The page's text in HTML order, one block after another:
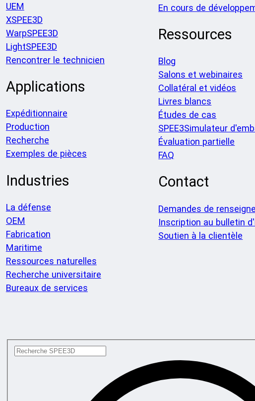
UEM
XSPEE3D
WarpSPEE3D
LightSPEE3D
Rencontrer le technicien
Applications
Expéditionnaire
Production
Recherche
Exemples de pièces
Industries
La défense
OEM
Fabrication
Maritime
Ressources naturelles
Recherche universitaire
Bureaux de services
En cours de
Ressources
Blog
Salons et webinaires
Collatéral et vidéos
Livres blancs
Études de cas
SPEE3Simulateur
Évaluation partielle
FAQ
Contact
Demandes de
Inscription au bulletin
Soutien à la clientèle